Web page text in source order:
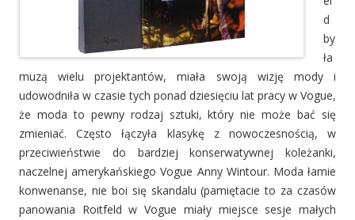
d
by
ła
muzą wielu projektantów, miała swoją wizję mody i
udowodniła w czasie tych ponad dziesięciu lat pracy w Vogue,
że moda to pewny rodzaj sztuki, który nie może bać się
zmieniać. Często łączyła klasykę z nowoczesnością, w
przeciwieństwie do bardziej konserwatywnej koleżanki,
naczelnej amerykańskiego Vogue Anny Wintour. Moda łamie
konwenanse, nie boi się skandalu (pamiętacie to za czasów
panowania Roitfeld w Vogue miały miejsce sesje małych